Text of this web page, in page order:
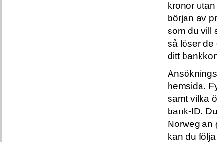
kronor
början av
som du vill
så löser de
ditt
hemsida.
samt vilka
bank-ID.
Norwegian
kan du